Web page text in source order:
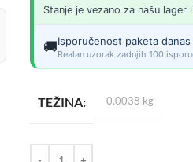
Stanje je vezano za našu
🚚Isporučenost paketa
Realan uzorak zadnjih 100
TEŽINA 0.0038 kg